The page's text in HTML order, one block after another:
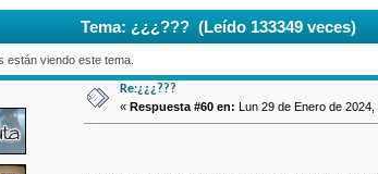
Tema: ¿¿¿??? (Leído 133349 veces)
están viendo este tema.
Re:¿¿¿???
« Respuesta #60 en: Lun 29 de Enero de